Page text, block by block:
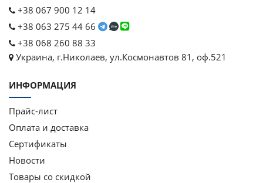
+38 067 900 12 14
+38 063 275 44 66
+38 068 260 88 33
Украина, г.Николаев, ул.Космонавтов 81, оф.521
ИНФОРМАЦИЯ
Прайс-лист
Оплата и доставка
Сертификаты
Новости
Товары со скидкой